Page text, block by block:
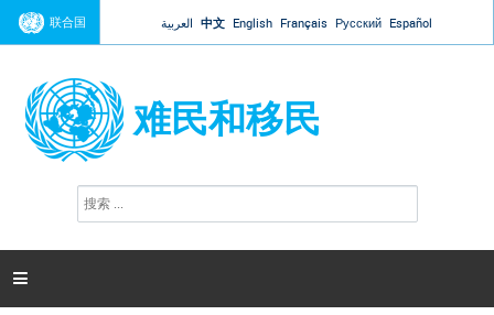
Jump to navigation
联合国 العربية 中文 English Français Русский Español
难民和移民
搜
索
